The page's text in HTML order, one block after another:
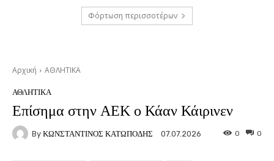
Φόρτωση περισσοτέρων